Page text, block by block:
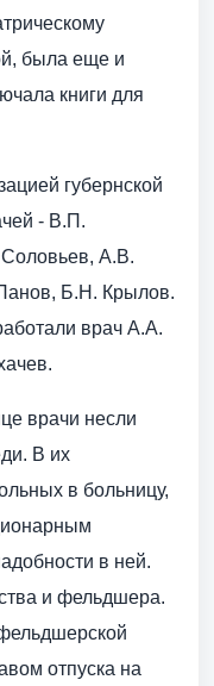
была еще и
книги для
губернской
- В.П.
Соловьев, А.В.
Б.Н. Крылов.
врач А.А.
врачи несли
В их
в больницу,
в ней.
и фельдшера.
отпуска на